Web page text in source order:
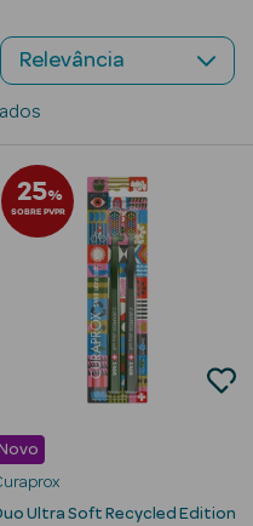
25%
SOBRE PVPR
Ultra Soft Recycled Edition